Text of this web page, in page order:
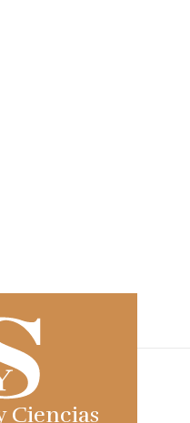
Ciencias